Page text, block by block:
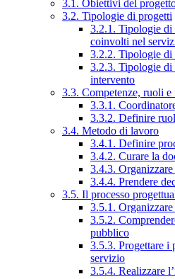
3.1. Obiettivi del
3.2. Tipologie di progetti
3.2.1. Tipologie di
coinvolti nel
3.2.2. Tipologie di
3.2.3. Tipologie di
intervento
3.3. Competenze, ruoli
3.3.1.
3.3.2. Definire
3.4. Metodo di lavoro
3.4.1. Definire
3.4.2. Curare la
3.4.3.
3.4.4. Prendere
3.5. Il processo
3.5.1.
3.5.2.
pubblico
3.5.3. Progettare i
servizio
3.5.4. Realizzare